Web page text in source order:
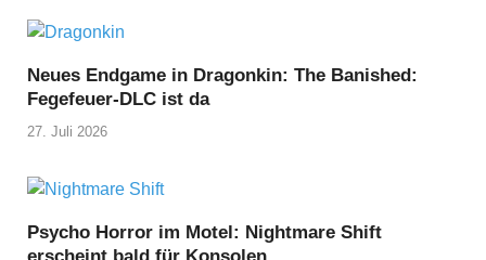
Neues Endgame in Dragonkin: The Banished:
Fegefeuer-DLC ist da
27. Juli 2026
Psycho Horror im Motel: Nightmare Shift